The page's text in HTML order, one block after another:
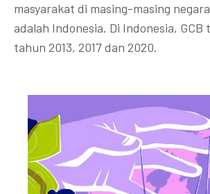
masyarakat di masing-masing
adalah Indonesia. Di Indonesia,
tahun 2013, 2017 dan 2020.